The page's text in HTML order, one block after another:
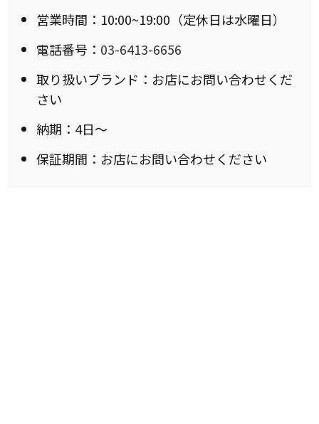
営業時間：10:00~19:00（定休日は水曜日）
電話番号： 03-6413-6656
取り扱いブランド：お店にお問い合わせくだ
さい
納期：4日〜
保証期間：お店にお問い合わせください